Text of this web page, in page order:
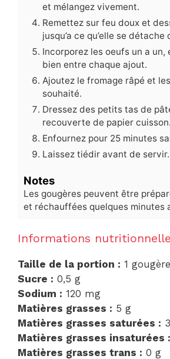
et mélangez vivement.
Remettez sur feu doux et
jusqu’a ce qu’elle se détache
Incorporez les oeufs un a un,
bien entre chaque ajout.
Ajoutez le fromage râpé et
souhaité.
Dressez des petits tas de
recouverte de papier cuisson.
Enfournez pour 25 minutes
Laissez tiédir avant de servir.
Notes
Les gougères peuvent être
et réchauffées quelques minutes
Informations
Taille de la portion : 1 gougère
Sucre : 0,5 g
Sodium : 120 mg
Matières grasses : 5 g
Matières grasses saturées :
Matières grasses insaturées :
Matières grasses trans : 0 g